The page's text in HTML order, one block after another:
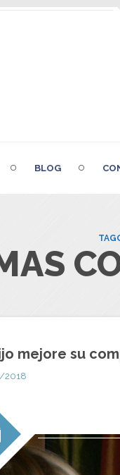
BLOG
mejore su
2018